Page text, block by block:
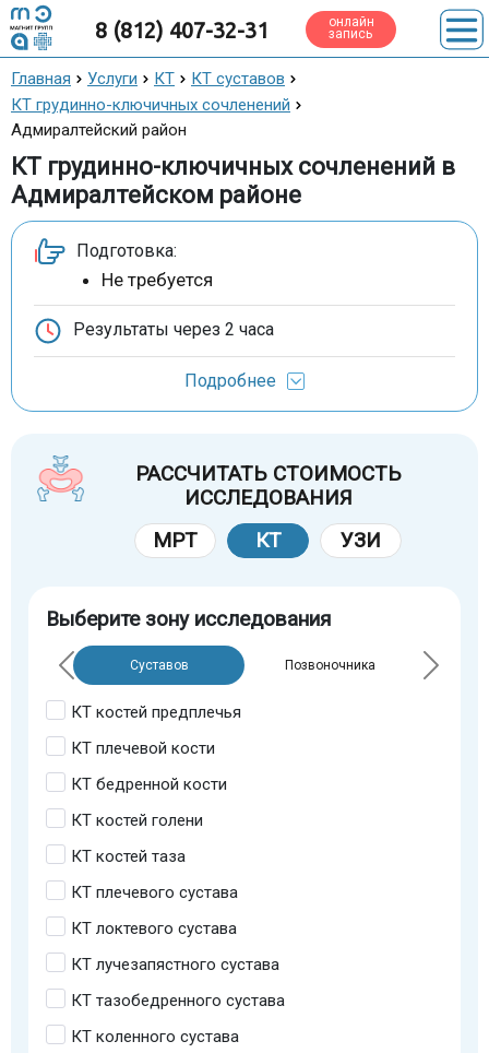
8 (812) 407-32-31 онлайн
запись
Главная Услуги КТ
КТ суставов
КТ грудинно-ключичных сочленений
Адмиралтейский район
КТ грудинно-ключичных сочленений в
Адмиралтейском районе
РАССЧИТАТЬ СТОИМОСТЬ
ИССЛЕДОВАНИЯ
МРТ
КТ УЗИ
Выберите зону исследования
Суставов Позвоночника
КТ костей предплечья
КТ плечевой кости
КТ бедренной кости
КТ костей голени
КТ костей таза
КТ плечевого сустава
КТ локтевого сустава
КТ лучезапястного сустава
КТ тазобедренного сустава
КТ коленного сустава
Подготовка:
Не требуется
Результаты через 2 часа
Подробнее